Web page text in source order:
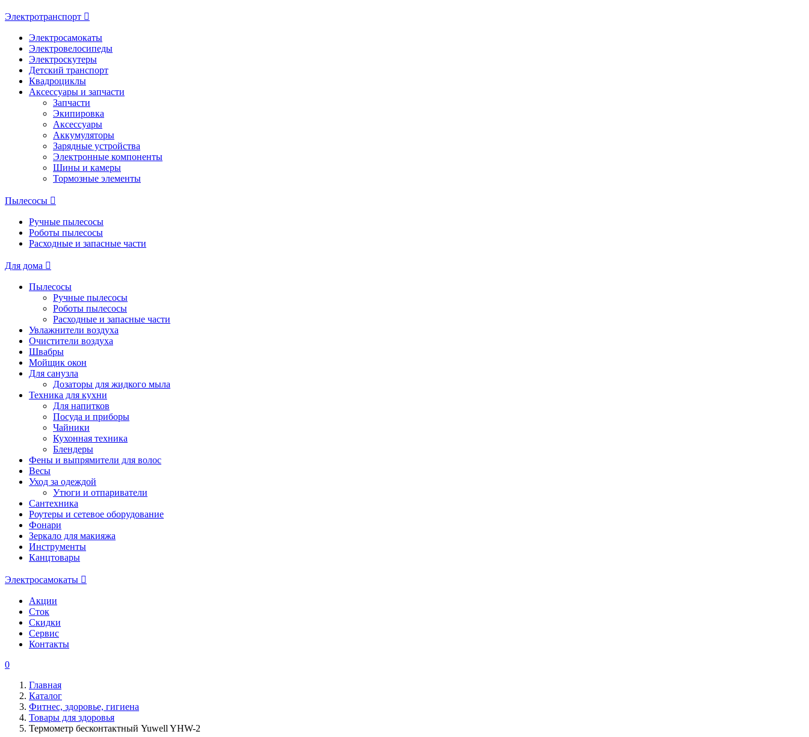
Электротранспорт
Электросамокаты
Электровелосипеды
Электроскутеры
Детский транспорт
Квадроциклы
Аксессуары и запчасти
Запчасти
Экипировка
Аксессуары
Аккумуляторы
Зарядные устройства
Электронные компоненты
Шины и камеры
Тормозные элементы
Пылесосы
Ручные пылесосы
Роботы пылесосы
Расходные и запасные части
Для дома
Пылесосы
Ручные пылесосы
Роботы пылесосы
Расходные и запасные части
Увлажнители воздуха
Очистители воздуха
Швабры
Мойщик окон
Для санузла
Дозаторы для жидкого мыла
Техника для кухни
Для напитков
Посуда и приборы
Чайники
Кухонная техника
Блендеры
Фены и выпрямители для волос
Весы
Уход за одеждой
Утюги и отпариватели
Сантехника
Роутеры и сетевое оборудование
Фонари
Зеркало для макияжа
Инструменты
Канцтовары
Электросамокаты
Акции
Сток
Скидки
Сервис
Контакты
0
Главная
Каталог
Фитнес, здоровье, гигиена
Товары для здоровья
Термометр бесконтактный Yuwell YHW-2